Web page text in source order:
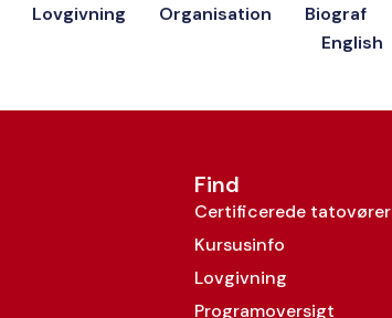
Lovgivning Organisation
Biograf
English
Pedersen
Find
Certificerede tatovører
Kursusinfo
Lovgivning
Programoversigt